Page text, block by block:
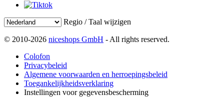
Regio / Taal wijzigen
© 2010-2026 niceshops GmbH - All rights reserved.
Colofon
Privacybeleid
Algemene voorwaarden en herroepingsbeleid
Toegankelijkheidsverklaring
Instellingen voor gegevensbescherming